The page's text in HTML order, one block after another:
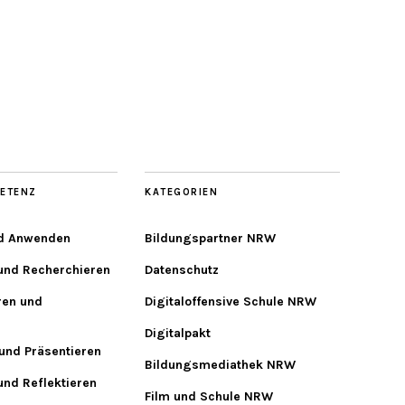
Anwenden
Recherchieren
und
Präsentieren
Reflektieren
KATEGORIEN
Bildungspartner NRW
Datenschutz
Digitaloffensive Schule NRW
Digitalpakt
Bildungsmediathek NRW
Film und Schule NRW